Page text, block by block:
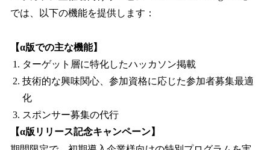
では、以下の機能を提供します：
【α版での主な機能】
ターゲット層に特化したハッカソン掲載
技術的な興味関心、参加資格に応じた参加者募集最適
化
スポンサー募集の代行
【α版リリース記念キャンペーン】